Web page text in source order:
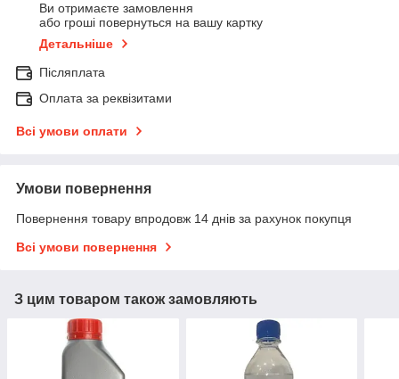
Ви отримаєте замовлення
або гроші повернуться на вашу картку
Детальніше
Післяплата
Оплата за реквізитами
Всі умови оплати
Умови повернення
Повернення товару впродовж 14 днів за рахунок покупця
Всі умови повернення
З цим товаром також замовляють